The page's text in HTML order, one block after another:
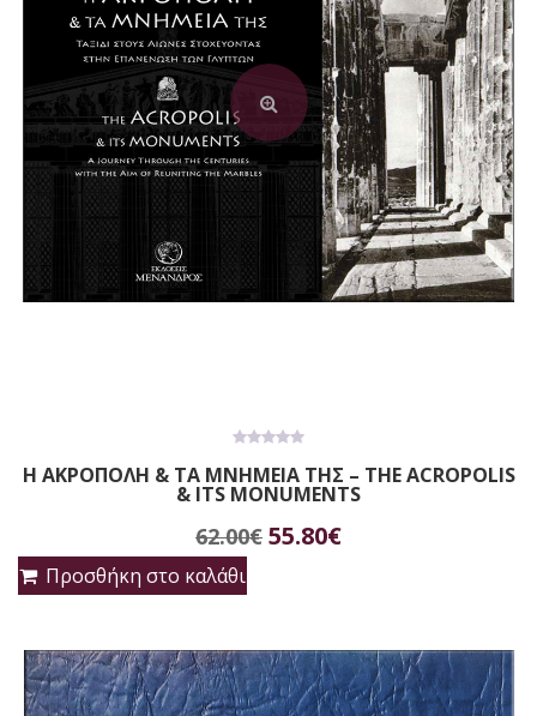
out
of
Η ΑΚΡΟΠΟΛΗ & ΤΑ ΜΝΗΜΕΙΑ ΤΗΣ – THE ACROPOLIS
& ITS MONUMENTS
62.00€ Original
62.00€.
55.80€Η
είναι:
55.80€.
Προσθήκη στο καλάθι